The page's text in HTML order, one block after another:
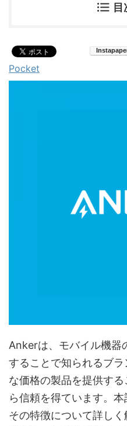
目
Pocket
Ankerは、モバイル機器
することで知られるブ
な価格の製品を提供す
ら信頼を得ています。
その特徴について詳し